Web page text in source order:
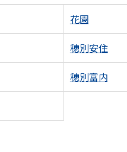
花園
穂別安住
穂別富内